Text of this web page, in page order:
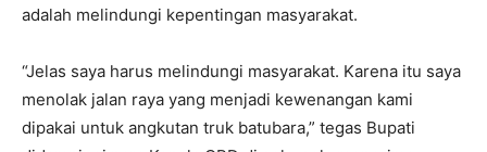
adalah melindungi kepentingan masyarakat.
“Jelas saya harus melindungi masyarakat. Karena itu saya
menolak jalan raya yang menjadi kewenangan kami
dipakai untuk angkutan truk batubara,” tegas Bupati